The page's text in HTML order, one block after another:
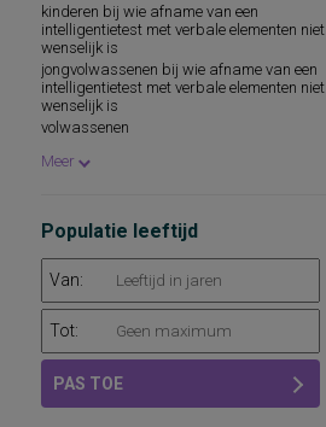
kinderen bij wie afname van een
intelligentietest met verbale elementen niet
wenselijk is
jongvolwassenen bij wie afname van een
intelligentietest met verbale elementen niet
wenselijk is
volwassenen
Meer
Populatie leeftijd
Van:
Tot:
PAS TOE